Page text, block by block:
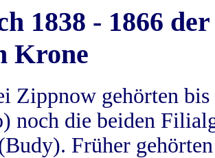
1838 - 1866
Krone
Zippnow gehörten
noch die beiden
Früher